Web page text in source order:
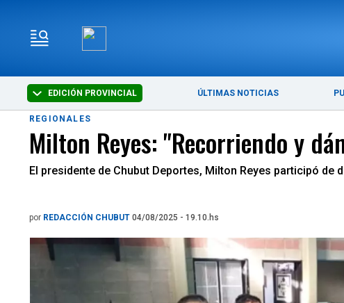
EDICIÓN PROVINCIAL ÚLTIMAS NOTICIAS
REGIONALES
Milton Reyes: "Recorriendo y
El presidente de Chubut Deportes, Milton Reyes participó
por REDACCIÓN CHUBUT 04/08/2025 - 19.10.hs